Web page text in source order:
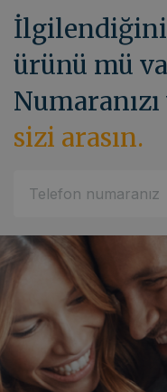
ürünü mü
sizi arasın.